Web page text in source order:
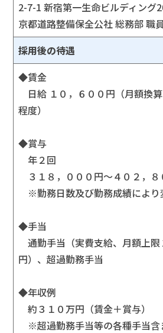
2-7-1 新宿第一生命ビルディング
京都道路整備保全公社 総務部 職
採用後の待遇
◆賃金
日給 １０，６００円（月額換
程度）
◆賞与
年２回
３１８，０００円～４０２，８
※勤務日数及び勤務成績により
◆手当
通勤手当（実費支給、月額上限
円）、超過勤務手当
◆年収例
約３１０万円（賃金＋賞与）
※超過勤務手当等の各種手当含